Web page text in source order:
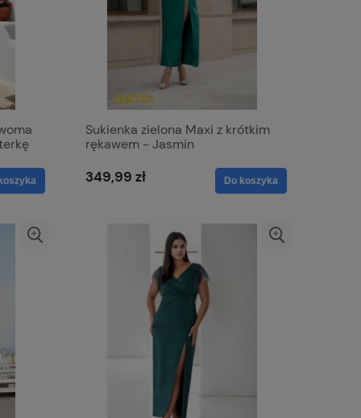
Sukienka zielona Maxi z krótkim
rękawem - Jasmin
349,99 zł Do koszyka